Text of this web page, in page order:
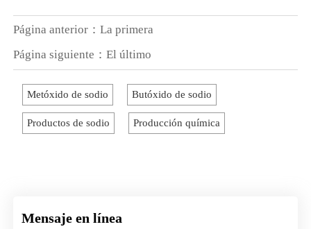
Página anterior：La primera
Página siguiente：El último
Metóxido de sodio Butóxido de sodio
Productos de sodio Producción química
Mensaje en línea